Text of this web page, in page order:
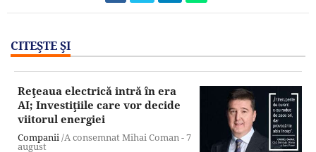
CITEŞTE ŞI
Reţeaua electrică intră în era
AI; Investiţiile care vor decide
viitorul energiei
Companii/A consemnat Mihai Coman -7
august